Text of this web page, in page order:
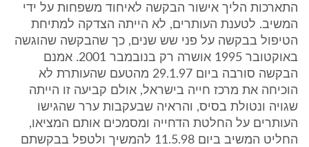
התארכות הליך אישור הבקשה לאיחוד משפחות על ידי
המשיב. לטענת העותרים, לא הייתה הצדקה למתיחת
הטיפול בבקשה על פני שש שנים, כך שהבקשה שהוגשה
באוקטובר 1995 אושרה רק בנובמבר 2001. אמנם
הבקשה סורבה ביום 29.1.97 מהטעם שהעותרת לא
הוכיחה את מרכז חייה בישראל, אולם קביעה זו הייתה
שגויה ונטולת בסיס, והראיה שבעקבות ערר שהגישו
העותרים על החלטת הדחייה ומסמכים אותם המציאו,
החליט המשיב ביום 11.5.98 להמשיך ולטפל בבקשתם